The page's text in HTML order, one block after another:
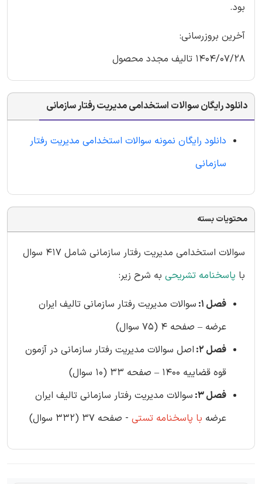
بود.
آخرین بروزرسانی:
1404/07/28 تالیف مجدد محصول
دانلود رایگان سوالات استخدامی مدیریت رفتار سازمانی
دانلود رایگان نمونه سوالات استخدامی مدیریت رفتار
سازمانی
محتویات بسته
سوالات استخدامی مدیریت رفتار سازمانی شامل 417 سوال
با پاسخنامه تشریحی به شرح زیر:
فصل 1:
سوالات مدیریت رفتار سازمانی تالیف ایران
عرضه – صفحه 4 (75 سوال)
فصل 2:
اصل سوالات مدیریت رفتار سازمانی در آزمون
قوه قضاییه 1400 – صفحه 33 (10 سوال)
فصل 3:
سوالات مدیریت رفتار سازمانی تالیف ایران
عرضه با پاسخنامه تستی - صفحه 37 (332 سوال)